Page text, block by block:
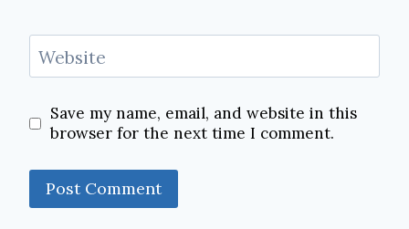
Website
Save my name, email, and website in this
browser for the next time I comment.